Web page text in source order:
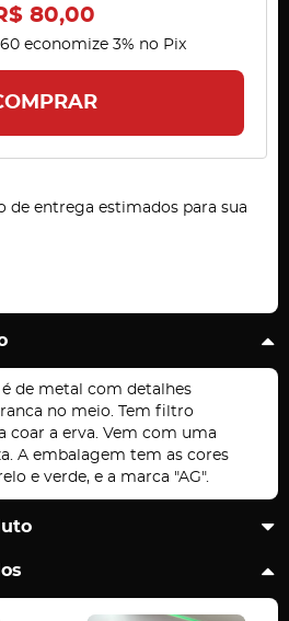
80,00
economize 3% no Pix
de entrega estimados para sua
de metal com detalhes
no meio. Tem filtro
coar a erva. Vem com uma
A embalagem tem as cores
e verde, e a marca "AG".